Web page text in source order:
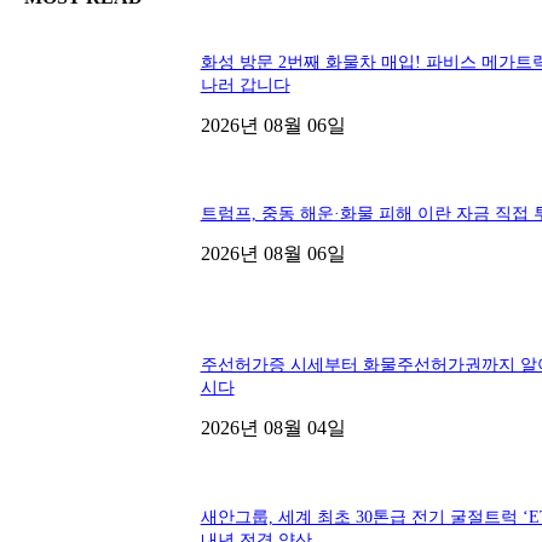
화성 방문 2번째 화물차 매입! 파비스 메가트
나러 갑니다
2026년 08월 06일
트럼프, 중동 해운·화물 피해 이란 자금 직접
2026년 08월 06일
주선허가증 시세부터 화물주선허가권까지 알
시다
2026년 08월 04일
새안그룹, 세계 최초 30톤급 전기 굴절트럭